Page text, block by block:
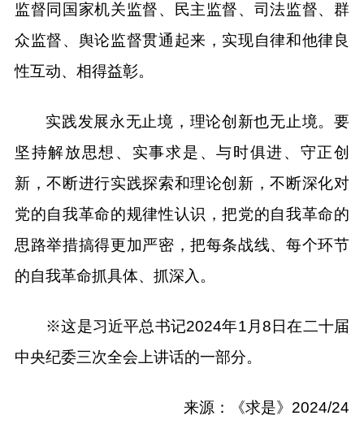
监督同国家机关监督、民主监督、司法监督、群
众监督、舆论监督贯通起来，实现自律和他律良
性互动、相得益彰。
实践发展永无止境，理论创新也无止境。要
坚持解放思想、实事求是、与时俱进、守正创
新，不断进行实践探索和理论创新，不断深化对
党的自我革命的规律性认识，把党的自我革命的
思路举措搞得更加严密，把每条战线、每个环节
的自我革命抓具体、抓深入。
※这是习近平总书记2024年1月8日在二十届
中央纪委三次全会上讲话的一部分。
来源：《求是》2024/24